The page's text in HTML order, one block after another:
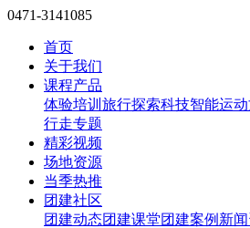
0471-3141085
首页
关于我们
课程产品
体验培训 旅行探索科技智能运
行走专题
精彩视频
场地资源
当季热推
团建社区
团建动态团建课堂团建案例 新